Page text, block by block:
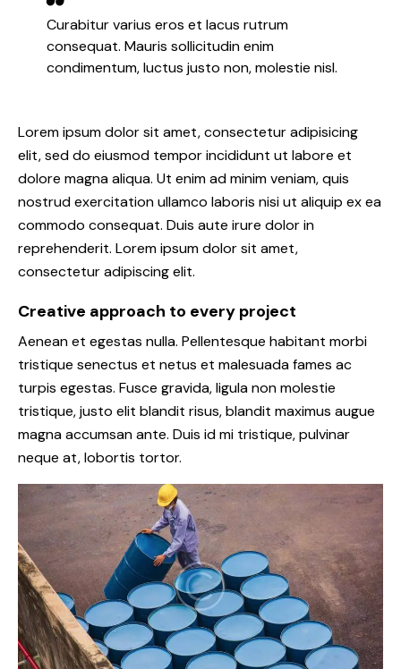
Curabitur varius eros et lacus rutrum
consequat. Mauris sollicitudin enim
condimentum, luctus justo non, molestie nisl.
Lorem ipsum dolor sit amet, consectetur adipisicing
elit, sed do eiusmod tempor incididunt ut labore et
dolore magna aliqua. Ut enim ad minim veniam, quis
nostrud exercitation ullamco laboris nisi ut aliquip ex ea
commodo consequat. Duis aute irure dolor in
reprehenderit. Lorem ipsum dolor sit amet,
consectetur adipiscing elit.
Creative approach to every project
Aenean et egestas nulla. Pellentesque habitant morbi
tristique senectus et netus et malesuada fames ac
turpis egestas. Fusce gravida, ligula non molestie
tristique, justo elit blandit risus, blandit maximus augue
magna accumsan ante. Duis id mi tristique, pulvinar
neque at, lobortis tortor.